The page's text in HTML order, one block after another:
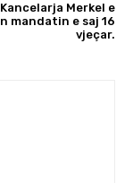
Kancelarja Merkel e
mandatin e saj 16
vjeçar.